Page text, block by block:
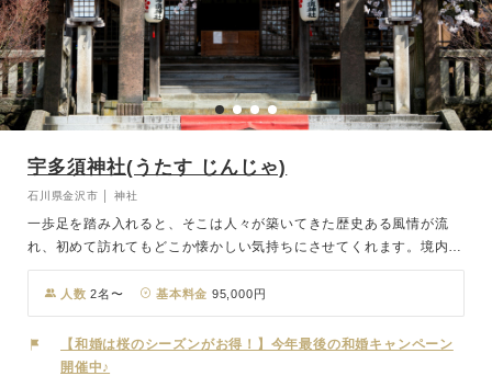
宇多須神社(うたす じんじゃ)
石川県金沢市 │ 神社
一歩足を踏み入れると、そこは人々が築いてきた歴史ある風情が流
れ、初めて訪れてもどこか懐かしい気持ちにさせてくれます。境内に
は、病を治すと言い伝えられている「酒場の井戸」があり、ご神水と
して大切にされています。門前には地元の人々から「逆さ獅子」や
「逆さ狛犬」と呼ばれ親しまれている｢加賀獅子の狛犬｣という、めず
らしい狛犬がお出迎えしてくれます。神社含め、付近は重要伝統的建
造物群保存地区に指定されている、明治初期に建築された金沢の風情
人数 2名〜 基本料金 95,000円
【和婚は桜のシーズンがお得！】今年最後の和婚キャンペーン
開催中♪